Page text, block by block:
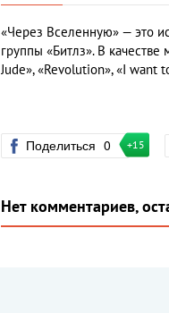
«Через Вселенную» — это
группы «Битлз». В
Jude», «Revolution», «I want
Поделиться 0 +15
Нет комментариев,